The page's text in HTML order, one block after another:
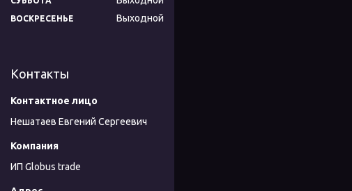
ВОСКРЕСЕНЬЕ Выходной
Контакты
Нешатаев Евгений Сергеевич
ИП Globus trade